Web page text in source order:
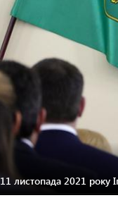
11 листопада 2021 року